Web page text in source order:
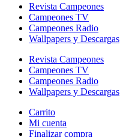
Revista Campeones
Campeones TV
Campeones Radio
Wallpapers y Descargas
Revista Campeones
Campeones TV
Campeones Radio
Wallpapers y Descargas
Carrito
Mi cuenta
Finalizar compra